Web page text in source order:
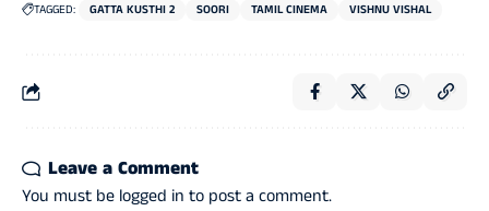
TAGGED: GATTA KUSTHI 2 SOORI TAMIL CINEMA VISHNU VISHAL
Leave a Comment
You must be logged in to post a comment.